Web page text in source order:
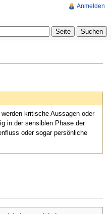
werden kritische Aussagen oder
in der sensiblen Phase der
oder sogar persönliche
Anmelden